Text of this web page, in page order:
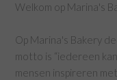
Welkom op Marina's
Op Marina's Bakery
motto is “iedereen
mensen inspireren